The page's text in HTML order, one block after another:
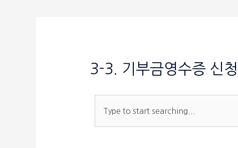
3-3. 기부금영수증 신청